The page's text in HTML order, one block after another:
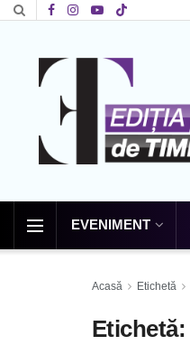
EVENIMENT
Acasă Etichetă
Etichetă: